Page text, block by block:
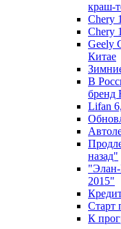
краш-
Chery
Chery
Geely
Китае
В
бренд
Lifan
назад"
2015"
Старт
К